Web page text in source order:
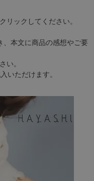
リックしてください。
、本文に商品の感想やご要
い。
いただけます。